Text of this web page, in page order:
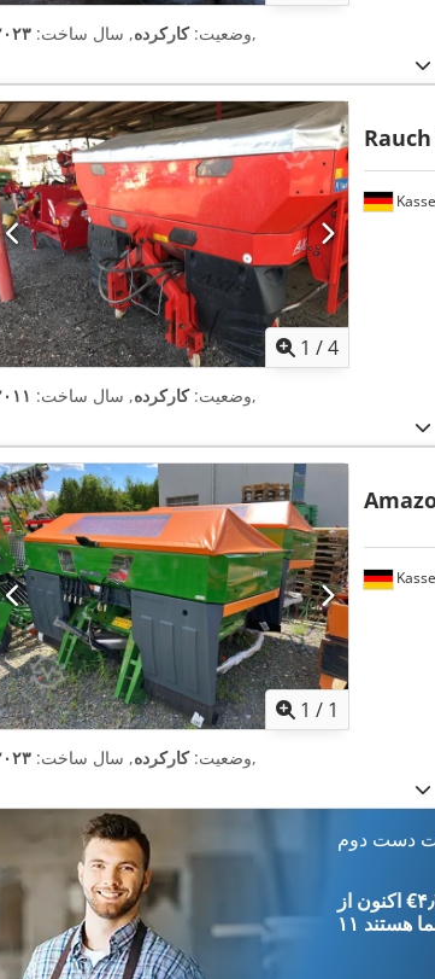
وضعیت:کارکرده, سال ساخت: ,
1 /4
Rauch
وضعیت:کارکرده, سال ساخت: ,
1 / 1
وضعیت:کارکرده, سال ساخت: ,
دست دوم
هستند